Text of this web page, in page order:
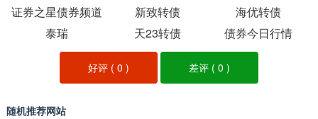
证券之星债券频道
新致转债
海优转债
泰瑞
天23转债 债券今日行情
好评 (0 ) 差评 ( 0 )
随机推荐网站